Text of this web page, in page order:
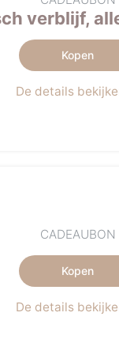
verblijf,
Kopen
De details
CADEAUBON
Kopen
De details